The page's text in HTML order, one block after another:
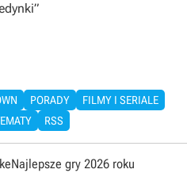
PORADY
FILMY I SERIALE
RSS
Najlepsze gry 2026 roku